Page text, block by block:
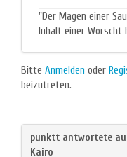
"Der Magen einer
Inhalt einer Worscht
Bitte Anmelden oder
beizutreten.